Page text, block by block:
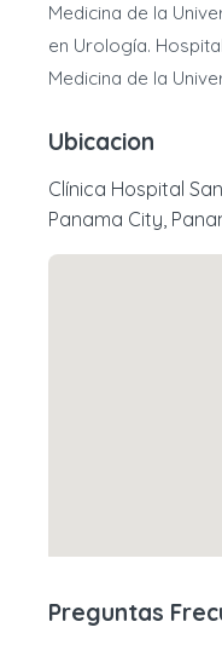
Medicina de la
en Urología.
Medicina de la
Ubicacion
Clínica Hospital
Panama City,
Preguntas